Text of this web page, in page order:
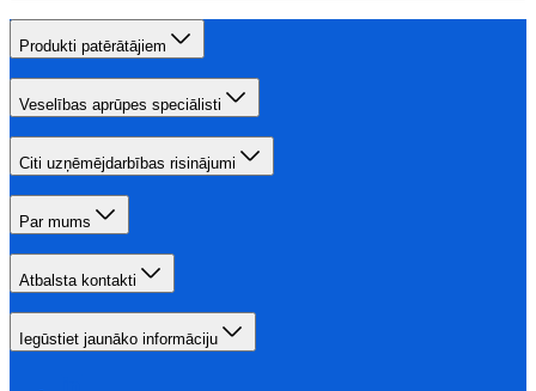
Produkti patērātājiem
Veselības aprūpes speciālisti
Citi uzņēmējdarbības risinājumi
Par mums
Atbalsta kontakti
Iegūstiet jaunāko informāciju